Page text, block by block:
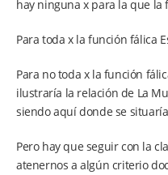
hay ninguna x para la que la
Para toda x la función fálica
Para no toda x la función
ilustraría la relación de La
siendo aquí donde se
Pero hay que seguir con la
atenernos a algún criterio